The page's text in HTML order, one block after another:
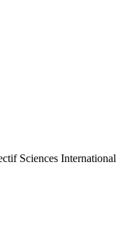
Sciences International